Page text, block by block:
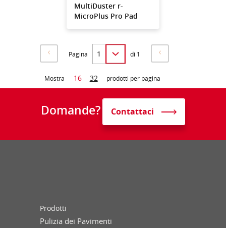
MultiDuster r-
MicroPlus Pro Pad
Pagina di 1
Mostra 16 32 prodotti per pagina
Domande? Contattaci
Prodotti
Pulizia dei Pavimenti